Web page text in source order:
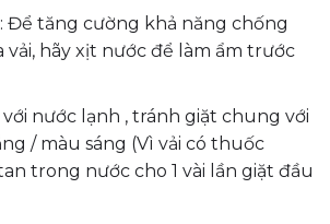
Để tăng cường khả năng chống
hãy xịt nước để làm ẩm trước
với nước lạnh , tránh giặt chung với
/ màu sáng (Vì vải có thuốc
trong nước cho 1 vài lần giặt đầu